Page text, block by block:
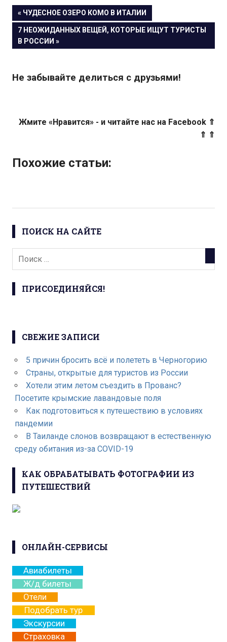
Навигация
по
« ЧУДЕСНОЕ ОЗЕРО КОМО В ИТАЛИИ
7 НЕОЖИДАННЫХ ВЕЩЕЙ, КОТОРЫЕ ИЩУТ ТУРИСТЫ
В РОССИИ »
Не забывайте делиться с друзьями!
Жмите «Нравится» - и читайте нас на Facebook ⇑
⇑ ⇑
Похожие статьи:
ПОИСК НА САЙТЕ
ПРИСОЕДИНЯЙСЯ!
СВЕЖИЕ ЗАПИСИ
5 причин бросить всё и полететь в Черногорию
Страны, открытые для туристов из России
Хотели этим летом съездить в Прованс?
Посетите крымские лавандовые поля
Как подготовиться к путешествию в условиях
пандемии
В Таиланде слонов возвращают в естественную
среду обитания из-за COVID-19
КАК ОБРАБАТЫВАТЬ ФОТОГРАФИИ ИЗ
ПУТЕШЕСТВИЙ
ОНЛАЙН-СЕРВИСЫ
Авиабилеты
Ж/д билеты
Отели
Подобрать тур
Экскурсии
Страховка